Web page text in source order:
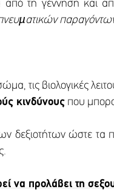
τη γέννηση και
τις βιολογικές
κινδύνους που
δεξιοτήτων ώστε
να προλάβει τη